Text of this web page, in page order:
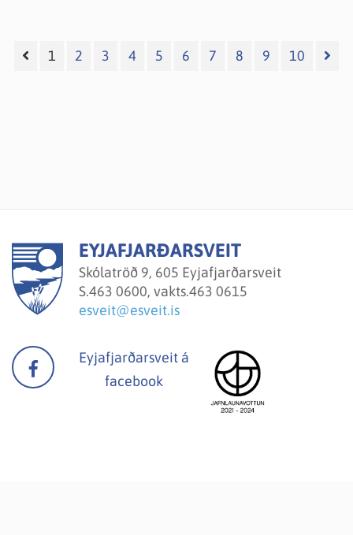
1 2 3 4 5 6 7 8 9 10
EYJAFJARÐARSVEIT
Skólatröð 9, 605 Eyjafjarðarsveit
S.463 0600, vakts.463 0615
esveit@esveit.is
Eyjafjarðarsveit á
facebook